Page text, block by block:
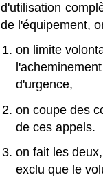
d'utilisation
de l'équipement,
on limite
d'urgence,
on coupe des
de ces appels.
on fait les
exclu que le